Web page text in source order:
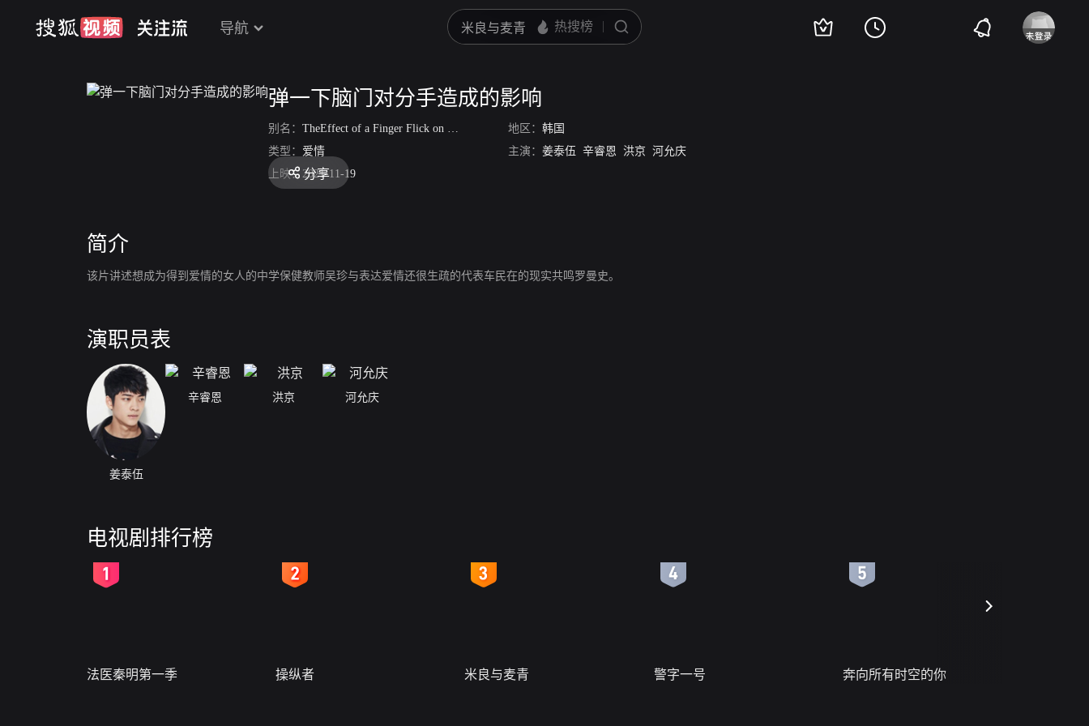
导航
弹一下脑门对分手造成的影响
别名： TheEffect of a Finger Flick on a Breakup 地区： 韩国
类型： 爱情 主演： 姜泰伍 辛睿恩 洪京 河允庆
上映： 2021-11-19
分享
简介
该片讲述想成为得到爱情的女人的中学保健教师吴珍与表达爱情还很生疏的代表车民在的现实共鸣罗曼史。
演职员表
姜泰伍
辛睿恩 洪京 河允庆
电视剧排行榜
法医秦明第一季 操纵者 米良与麦青 警字一号 奔向所有时空的你